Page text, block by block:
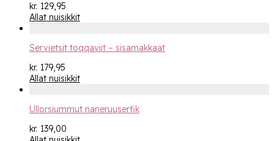
kr. 129,95
Allat nuisikkit
Servietsit toqqaviit – sisamakkaat
kr. 179,95
Allat nuisikkit
Ullorsiummut naneruuserfik
kr. 139,00